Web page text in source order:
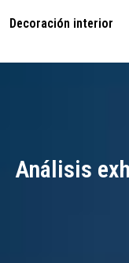
Decoración interior
Análisis